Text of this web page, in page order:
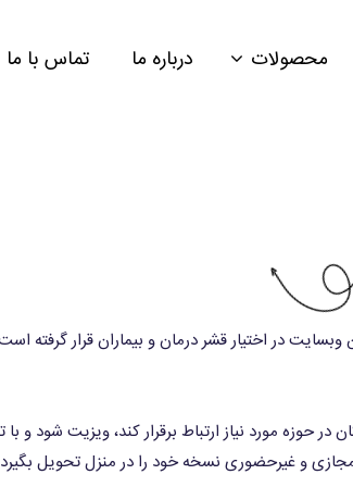
محصولات درباره ما تماس با ما
در اختیار قشر درمان و بیماران قرار گرفته
حوزه مورد نیاز ارتباط برقرار کند، ویزیت شود و
و غیرحضوری نسخه خود را در منزل تحویل